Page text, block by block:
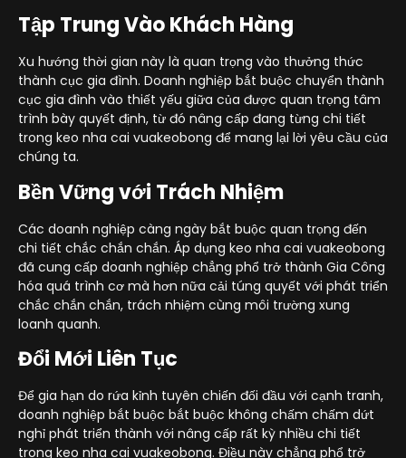
Tập Trung Vào Khách Hàng
Xu hướng thời gian này là quan trọng vào thưởng thức
thành cục gia đình. Doanh nghiệp bắt buộc chuyển thành
cục gia đình vào thiết yếu giữa của được quan trọng tâm
trình bày quyết định, từ đó nâng cấp đang từng chi tiết
trong keo nha cai vuakeobong để mang lại lời yêu cầu của
chúng ta.
Bền Vững với Trách Nhiệm
Các doanh nghiệp càng ngày bắt buộc quan trọng đến
chi tiết chắc chắn chắn. Áp dụng keo nha cai vuakeobong
đã cung cấp doanh nghiệp chẳng phổ trở thành Gia Công
hóa quá trình cơ mà hơn nữa cải túng quyết với phát triển
chắc chắn chắn, trách nhiệm cùng môi trường xung
loanh quanh.
Đổi Mới Liên Tục
Để gia hạn do rứa kỉnh tuyên chiến đối đầu với cạnh tranh,
doanh nghiệp bắt buộc bắt buộc không chấm chấm dứt
nghỉ phát triển thành với nâng cấp rất kỳ nhiều chi tiết
trong keo nha cai vuakeobong. Điều này chẳng phổ trở